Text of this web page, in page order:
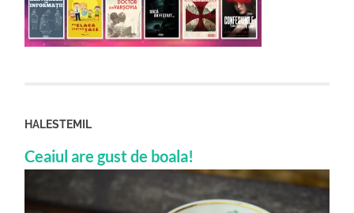
HALESTEMIL
Ceaiul are gust de boala!